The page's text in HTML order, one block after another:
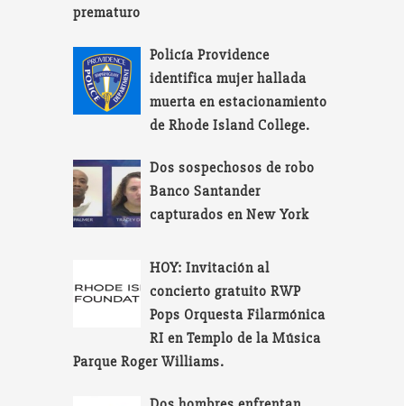
prematuro
Policía Providence
identifica mujer hallada
muerta en estacionamiento
de Rhode Island College.
Dos sospechosos de robo
Banco Santander
capturados en New York
HOY: Invitación al
concierto gratuito RWP
Pops Orquesta Filarmónica
RI en Templo de la Música
Parque Roger Williams.